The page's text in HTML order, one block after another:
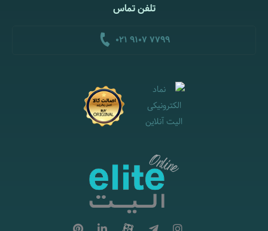
تلفن تماس
021 9107 7799